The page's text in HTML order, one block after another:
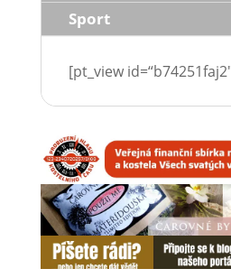
Sport
[pt_view